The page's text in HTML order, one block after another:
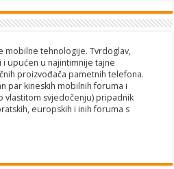
mobilne tehnologije. Tvrdoglav,
i upućen u najintimnije tajne
proizvođača pametnih telefona.
par kineskih mobilnih foruma i
vlastitom svjedočenju) pripadnik
europskih i inih foruma s